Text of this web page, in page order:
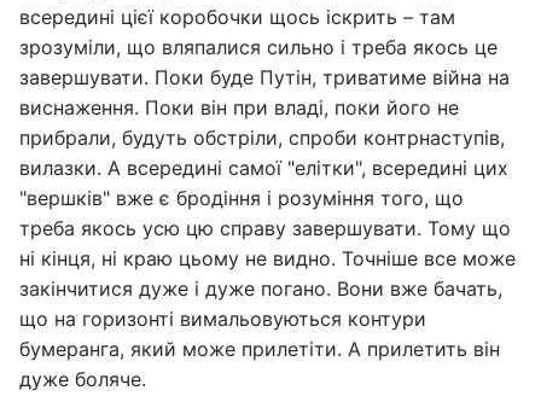
всередині цієї коробочки щось іскрить – там
зрозуміли, що вляпалися сильно і треба якось це
завершувати. Поки буде Путін, триватиме війна на
виснаження. Поки він при владі, поки його не
прибрали, будуть обстріли, спроби контрнаступів,
вилазки. А всередині самої "елітки", всередині цих
"вершків" вже є бродіння і розуміння того, що
треба якось усю цю справу завершувати. Тому що
ні кінця, ні краю цьому не видно. Точніше все може
закінчитися дуже і дуже погано. Вони вже бачать,
що на горизонті вимальовуються контури
бумеранга, який може прилетіти. А прилетить він
дуже боляче.